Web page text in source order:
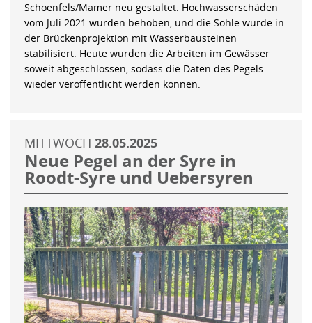
Schoenfels/Mamer neu gestaltet. Hochwasserschäden
vom Juli 2021 wurden behoben, und die Sohle wurde in
der Brückenprojektion mit Wasserbausteinen
stabilisiert. Heute wurden die Arbeiten im Gewässer
soweit abgeschlossen, sodass die Daten des Pegels
wieder veröffentlicht werden können.
MITTWOCH 28.05.2025
Neue Pegel an der Syre in
Roodt-Syre und Uebersyren